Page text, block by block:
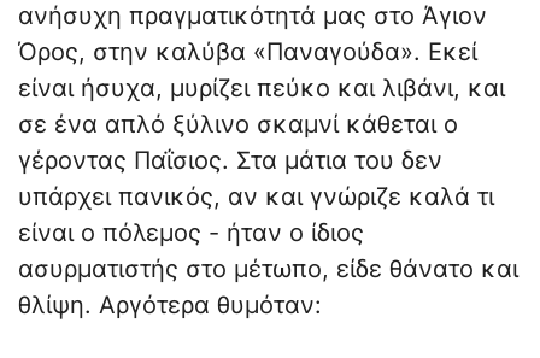
ανήσυχη πραγματικότητά μας στο Άγιον
Όρος, στην καλύβα «Παναγούδα». Εκεί
είναι ήσυχα, μυρίζει πεύκο και λιβάνι, και
σε ένα απλό ξύλινο σκαμνί κάθεται ο
γέροντας Παΐσιος. Στα μάτια του δεν
υπάρχει πανικός, αν και γνώριζε καλά τι
είναι ο πόλεμος - ήταν ο ίδιος
ασυρματιστής στο μέτωπο, είδε θάνατο και
θλίψη. Αργότερα θυμόταν: